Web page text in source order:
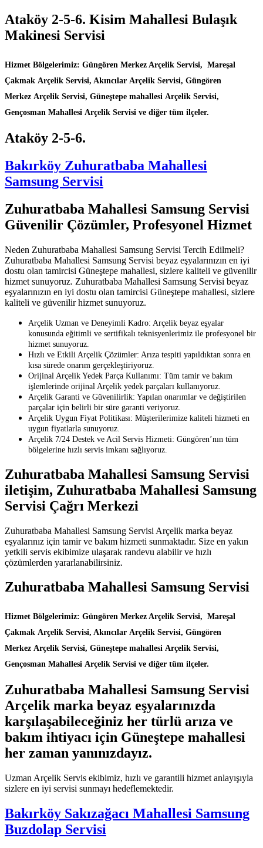
Ataköy 2-5-6. Kisim Mahallesi Bulaşık
Makinesi Servisi
Hizmet Bölgelerimiz: Güngören Merkez Arçelik Servisi, Mareşal
Çakmak Arçelik Servisi, Akıncılar Arçelik Servisi, Güngören
Merkez Arçelik Servisi, Güneştepe mahallesi Arçelik Servisi,
Gençosman Mahallesi Arçelik Servisi ve diğer tüm ilçeler.
Ataköy 2-5-6.
Bakırköy Zuhuratbaba Mahallesi
Samsung Servisi
Zuhuratbaba Mahallesi Samsung Servisi
Güvenilir Çözümler, Profesyonel Hizmet
Neden Zuhuratbaba Mahallesi Samsung Servisi Tercih Edilmeli?
Zuhuratbaba Mahallesi Samsung Servisi beyaz eşyalarınızın en iyi
dostu olan tamircisi Güneştepe mahallesi, sizlere kaliteli ve güvenilir
hizmet sunuyoruz. Zuhuratbaba Mahallesi Samsung Servisi beyaz
eşyalarınızın en iyi dostu olan tamircisi Güneştepe mahallesi, sizlere
kaliteli ve güvenilir hizmet sunuyoruz.
Arçelik Uzman ve Deneyimli Kadro: Arçelik beyaz eşyalar
konusunda eğitimli ve sertifikalı teknisyenlerimiz ile profesyonel bir
hizmet sunuyoruz.
Hızlı ve Etkili Arçelik Çözümler: Arıza tespiti yapıldıktan sonra en
kısa sürede onarım gerçekleştiriyoruz.
Orijinal Arçelik Yedek Parça Kullanımı: Tüm tamir ve bakım
işlemlerinde orijinal Arçelik yedek parçaları kullanıyoruz.
Arçelik Garanti ve Güvenilirlik: Yapılan onarımlar ve değiştirilen
parçalar için belirli bir süre garanti veriyoruz.
Arçelik Uygun Fiyat Politikası: Müşterilerimize kaliteli hizmeti en
uygun fiyatlarla sunuyoruz.
Arçelik 7/24 Destek ve Acil Servis Hizmeti: Güngören’nın tüm
bölgelerine hızlı servis imkanı sağlıyoruz.
Zuhuratbaba Mahallesi Samsung Servisi
iletişim, Zuhuratbaba Mahallesi Samsung
Servisi Çağrı Merkezi
Zuhuratbaba Mahallesi Samsung Servisi Arçelik marka beyaz
eşyalarınız için tamir ve bakım hizmeti sunmaktadır. Size en yakın
yetkili servis ekibimize ulaşarak randevu alabilir ve hızlı
çözümlerden yararlanabilirsiniz.
Zuhuratbaba Mahallesi Samsung Servisi
Hizmet Bölgelerimiz: Güngören Merkez Arçelik Servisi, Mareşal
Çakmak Arçelik Servisi, Akıncılar Arçelik Servisi, Güngören
Merkez Arçelik Servisi, Güneştepe mahallesi Arçelik Servisi,
Gençosman Mahallesi Arçelik Servisi ve diğer tüm ilçeler.
Zuhuratbaba Mahallesi Samsung Servisi
Arçelik marka beyaz eşyalarınızda
karşılaşabileceğiniz her türlü arıza ve
bakım ihtiyacı için Güneştepe mahallesi
her zaman yanınızdayız.
Uzman Arçelik Servis ekibimiz, hızlı ve garantili hizmet anlayışıyla
sizlere en iyi servisi sunmayı hedeflemektedir.
Bakırköy Sakızağacı Mahallesi Samsung
Buzdolap Servisi